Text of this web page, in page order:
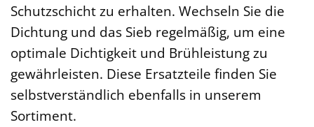
Schutzschicht zu erhalten. Wechseln Sie die
Dichtung und das Sieb regelmäßig, um eine
optimale Dichtigkeit und Brühleistung zu
gewährleisten. Diese Ersatzteile finden Sie
selbstverständlich ebenfalls in unserem
Sortiment.